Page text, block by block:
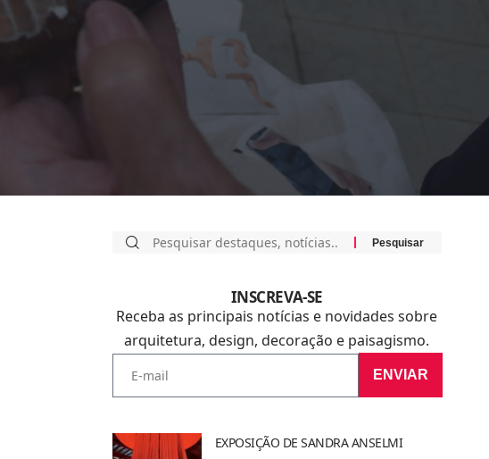
INSCREVA-SE
Receba as principais notícias e novidades sobre
arquitetura, design, decoração e paisagismo.
ENVIAR
EXPOSIÇÃO DE SANDRA ANSELMI